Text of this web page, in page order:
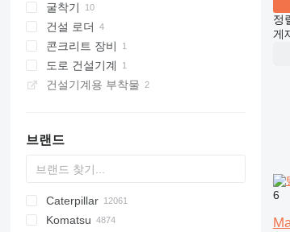
굴착기
백호 로더
미니 굴착기
건설 로더
텔레핸들러
텔레스코픽 휠 로더
휠 로더
콘크리트 장비
콘크리트 버킷
도로 건설기계
리사이클러
건설기계용 부착물
브랜드
Titan
AL
AS
SP
SR
AX
X-Series
AFW
AP
HD
FlexiROC
ROC
1304
1404
400 - series
500 - series
BC
BF
BG
RG
BB
DTV
TW
553
753
GSH
Leonardo
AHK
K-series
PC
CK
3.5
B-series
C-series
450
570
Caterpillar
12H
CM
Scorpion
MC
BlockKing
30
CF
Mega
D-series
AC
DK
DX
F-series
JCPT
JT
Framax
DH
TD
CA
R-series
AirROC
W-series
ER
Compact
ATF
FL
EX
Cargo
FS
F-series
HCR
HRE
EK
R-series
AWP
D-series
GT
XL
GMK
D-series
BG
3307
Compact
HMK
700
LL
EX
SCX
C-series
H-series
A-series
FS
ZL
HL-series
HBR
Daily
YF
DD
ELF
IT
1CX
10
CT
SPX
410
PM
KR
KR
KM
7055
Komatsu
정
게
6